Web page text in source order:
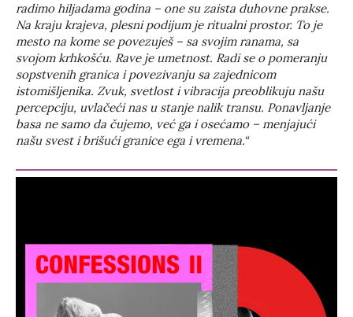
radimo hiljadama godina – one su zaista duhovne prakse.
Na kraju krajeva, plesni podijum je ritualni prostor. To je
mesto na kome se povezuješ – sa svojim ranama, sa
svojom krhkošću. Rave je umetnost. Radi se o pomeranju
sopstvenih granica i povezivanju sa zajednicom
istomišljenika. Zvuk, svetlost i vibracija preoblikuju našu
percepciju, uvlačeći nas u stanje nalik transu. Ponavljanje
basa ne samo da čujemo, već ga i osećamo – menjajući
našu svest i brišući granice ega i vremena.“